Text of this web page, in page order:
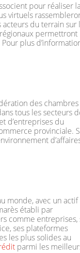
pour réaliser
virtuels
acteurs du terrain sur
permettront
plus
des
tous les secteurs
d’entreprises du
provinciale.
monde, avec un actif
établi par
comme entreprises,
ses plateformes
les plus solides au
parmi les